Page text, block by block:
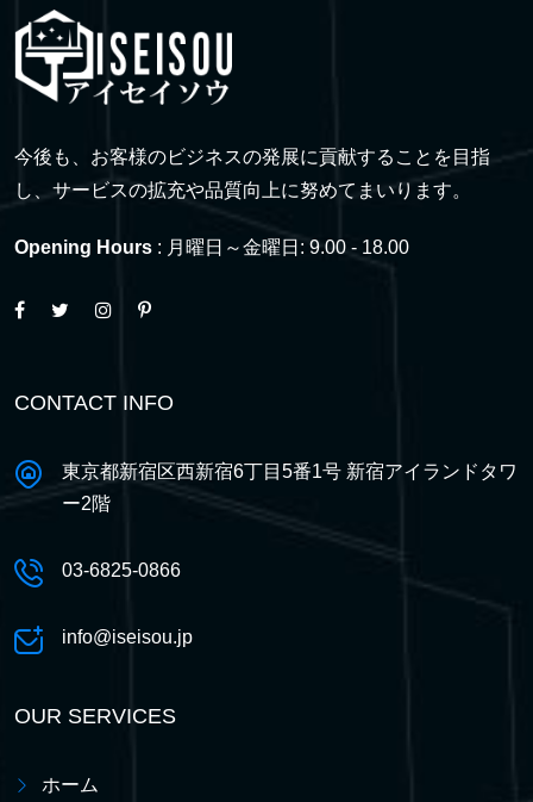
今後も、お客様のビジネスの発展に貢献することを目指
し、サービスの拡充や品質向上に努めてまいります。
Opening Hours : 月曜日～金曜日: 9.00 - 18.00
CONTACT INFO
東京都新宿区西新宿6丁目5番1号 新宿アイランドタワ
ー2階
03-6825-0866
info@iseisou.jp
OUR SERVICES
ホーム